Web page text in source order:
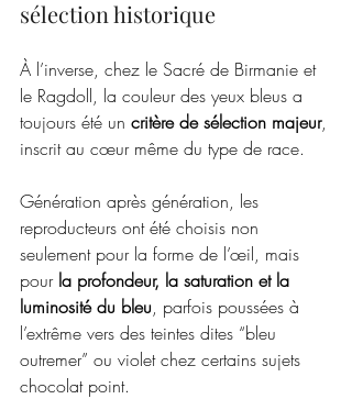
sélection historique
À l’inverse, chez le Sacré de Birmanie et
le Ragdoll, la couleur des yeux bleus a
toujours été un critère de sélection majeur,
inscrit au cœur même du type de race.
Génération après génération, les
reproducteurs ont été choisis non
seulement pour la forme de l’œil, mais
pour la profondeur, la saturation et la
luminosité du bleu, parfois poussées à
l’extrême vers des teintes dites “bleu
outremer” ou violet chez certains sujets
chocolat point.